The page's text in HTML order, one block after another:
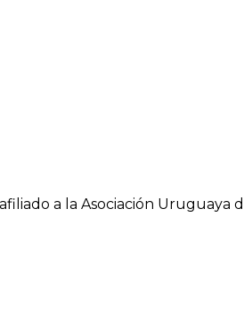
a la Asociación Uruguaya